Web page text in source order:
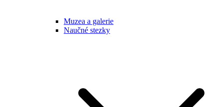
Muzea a galerie
Naučné stezky